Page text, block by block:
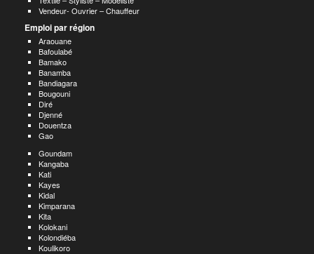
Vendeur- Ouvrier – Chauffeur
Emploi par région
Araouane
Bafoulabé
Bamako
Banamba
Bandiagara
Bougouni
Diré
Djenné
Douentza
Gao
Goundam
Kangaba
Kati
Kayes
Kidal
Kimparana
Kita
Kolokani
Kolondiéba
Koulikoro